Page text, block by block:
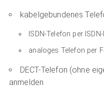
kabelgebundenes
ISDN-Telefon per
analoges Telefon per
DECT-Telefon (ohne
anmelden